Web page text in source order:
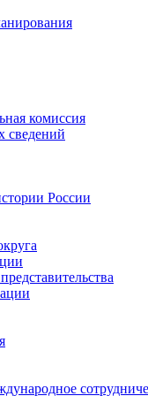
комиссия
сведений
России